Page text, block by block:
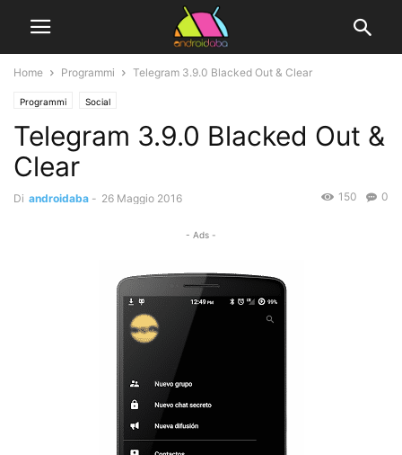
Home Programmi Telegram 3.9.0 Blacked Out & Clear
Programmi Social
Telegram 3.9.0 Blacked Out &
Clear
Di androidaba - 26 Maggio 2016 0
150
- Ads -